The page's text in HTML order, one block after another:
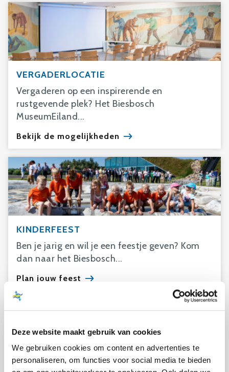
Deze website maakt gebruik van cookies
We gebruiken cookies om content en advertenties te
personaliseren, om functies voor social media te bieden
VERGADERLOCATIE
Vergaderen op een inspirerende en
rustgevende plek? Het Biesbosch
MuseumEiland...
Bekijk de mogelijkheden
KINDERFEEST
Ben je jarig en wil je een feestje geven? Kom
dan naar het Biesbosch...
Plan jouw feest